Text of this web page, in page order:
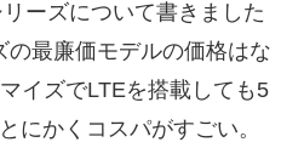
ーズについて書きました
最廉価モデルの価格はな
イズでLTEを搭載しても5
にかくコスパがすごい。